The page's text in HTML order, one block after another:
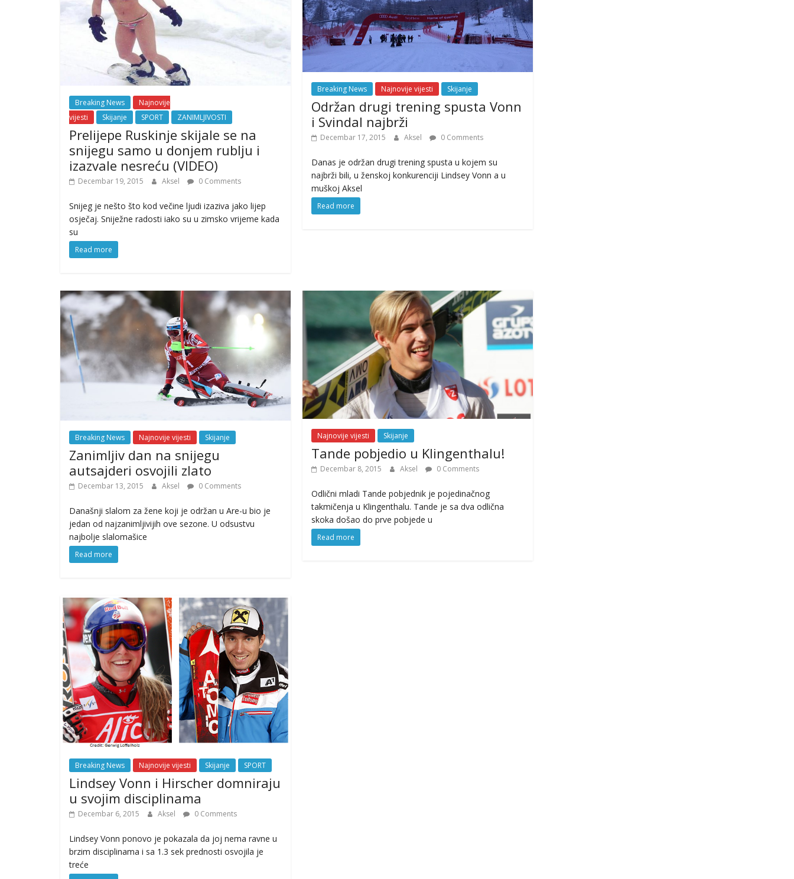
Breaking News
Najnovije
vijesti
Skijanje SPORT ZANIMLJIVOSTI
Prelijepe Ruskinje skijale se na
snijegu samo u donjem rublju i
izazvale nesreću (VIDEO)
Decembar 19, 2015 Aksel 0 Comments
Snijeg je nešto što kod večine ljudi izaziva jako lijep
osječaj. Sniježne radosti iako su u zimsko vrijeme kada
su
Read more
Breaking News Najnovije vijesti Skijanje
Održan drugi trening spusta Vonn
i Svindal najbrži
Decembar 17, 2015 Aksel 0 Comments
Danas je održan drugi trening spusta u kojem su
najbrži bili, u ženskoj konkurenciji Lindsey Vonn a u
muškoj Aksel
Read more
Breaking News Najnovije vijesti Skijanje
Zanimljiv dan na snijegu
autsajderi osvojili zlato
Decembar 13, 2015 Aksel 0 Comments
Današnji slalom za žene koji je održan u Are-u bio je
jedan od najzanimljivijih ove sezone. U odsustvu
najbolje slalomašice
Read more
Najnovije vijesti Skijanje
Tande pobjedio u Klingenthalu!
Decembar 8, 2015 Aksel 0 Comments
Odlični mladi Tande pobjednik je pojedinačnog
takmičenja u Klingenthalu. Tande je sa dva odlična
skoka došao do prve pobjede u
Read more
Breaking News Najnovije vijesti Skijanje SPORT
Lindsey Vonn i Hirscher domniraju
u svojim disciplinama
Decembar 6, 2015 Aksel 0 Comments
Lindsey Vonn ponovo je pokazala da joj nema ravne u
brzim disciplinama i sa 1.3 sek prednosti osvojila je
treće